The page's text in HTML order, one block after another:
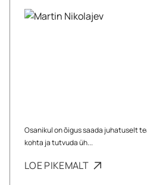
Osanikul on õigus saada juhatuselt
kohta ja tutvuda üh...
LOE PIKEMALT